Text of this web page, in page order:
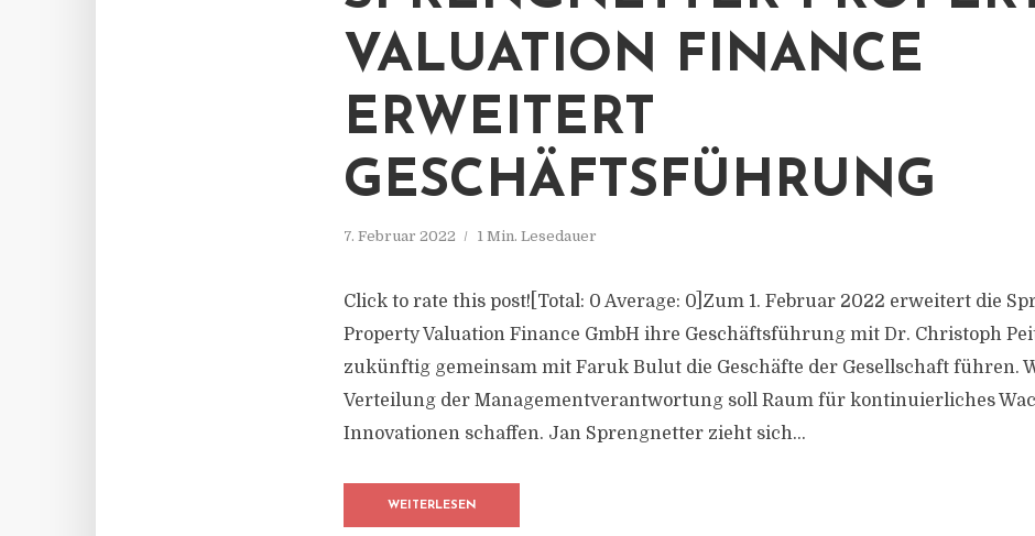
VALUATION FINANCE
ERWEITERT
GESCHÄFTSFÜHRUNG
7. Februar 2022 1 Min. Lesedauer
Click to rate this post![Total: 0 Average: 0]Zum 1. Februar 2022 erweitert die
Property Valuation Finance GmbH ihre Geschäftsführung mit Dr. Christoph
zukünftig gemeinsam mit Faruk Bulut die Geschäfte der Gesellschaft führen.
Verteilung der Managementverantwortung soll Raum für kontinuierliches
Innovationen schaffen. Jan Sprengnetter zieht sich...
WEITERLESEN